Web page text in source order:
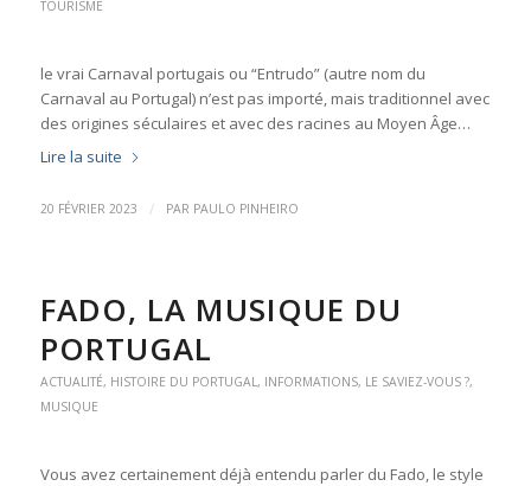
TOURISME
le vrai Carnaval portugais ou “Entrudo” (autre nom du
Carnaval au Portugal) n’est pas importé, mais traditionnel avec
des origines séculaires et avec des racines au Moyen Âge…
Lire la suite
20 FÉVRIER 2023 / PAR PAULO PINHEIRO
FADO, LA MUSIQUE DU
PORTUGAL
ACTUALITÉ, HISTOIRE DU PORTUGAL , INFORMATIONS, LE SAVIEZ-VOUS ?,
MUSIQUE
Vous avez certainement déjà entendu parler du Fado, le style